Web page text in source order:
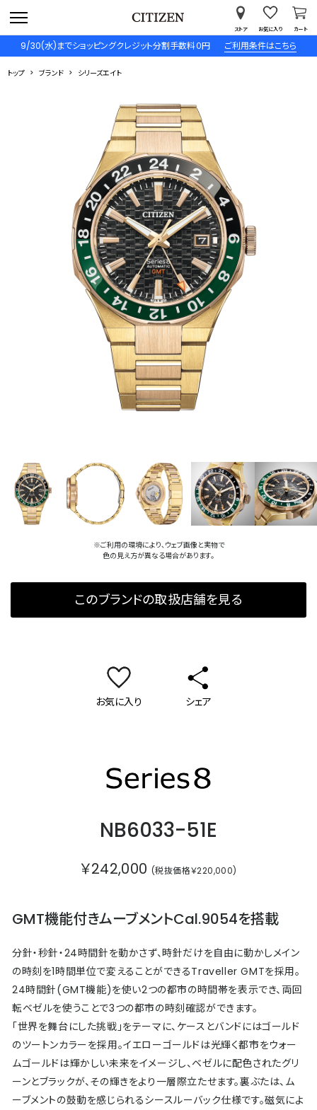
9/30(水)までショッピングクレジット分割手数料０円 ご利用条件はこちら
ストア お気に入り カート
トップ ブランド シリーズエイト
※ご利用の環境により、ウェブ画像と実物で
色の見え方が異なる場合があります。
このブランドの取扱店舗を見る
お気に入り シェア
NB6033-51E
￥242,000 (税抜価格￥220,000)
GMT機能付きムーブメントCal.9054を搭載
分針・秒針・24時間針を動かさず、時針だけを自由に動かしメイン
の時刻を1時間単位で変えることができるTraveller GMTを採用。
24時間針(GMT機能)を使い2つの都市の時間帯を表示でき、両回
転ベゼルを使うことで3つの都市の時刻確認ができます。
「世界を舞台にした挑戦」をテーマに、ケースとバンドにはゴールド
のツートンカラーを採用。イエローゴールドは光輝く都市をウォー
ムゴールドは輝かしい未来をイメージし、ベゼルに配色されたグリ
ーンとブラックが、その輝きをより一層際立たせます。裏ぶたは、ム
ーブメントの鼓動を感じられるシースルーバック仕様です。磁気によ